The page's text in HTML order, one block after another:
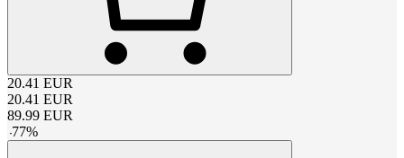
20.41 EUR
20.41 EUR
89.99 EUR
-77%